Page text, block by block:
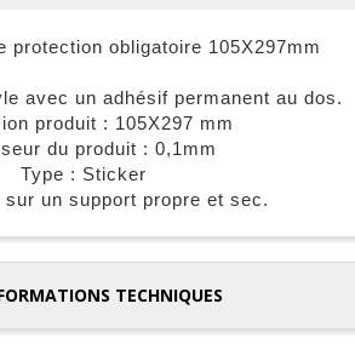
protection obligatoire 105X297mm
avec un adhésif permanent au dos.
produit : 105X297 mm
du produit : 0,1mm
Type : Sticker
sur un support propre et sec.
TECHNIQUES